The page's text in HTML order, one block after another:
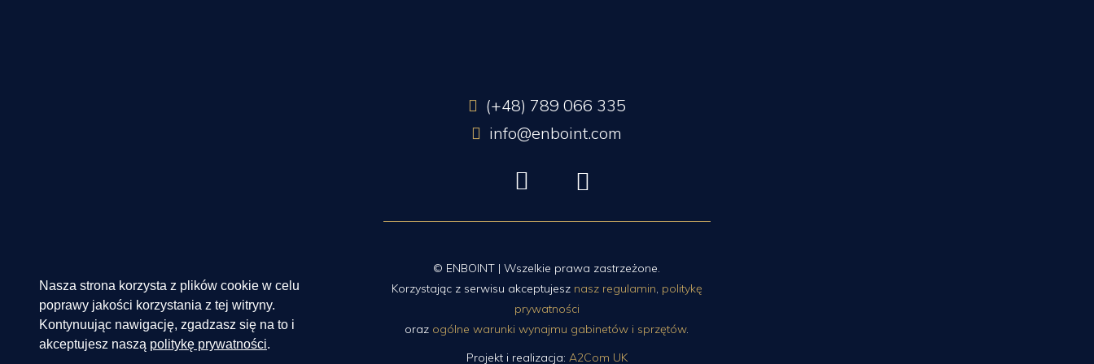
Nasza strona korzysta z plików cookie w celu
poprawy jakości korzystania z tej witryny.
Kontynuując nawigację, zgadzasz się na to i
akceptujesz naszą politykę prywatności.
(+48) 789 066 335
info@enboint.com
© ENBOINT | Wszelkie prawa zastrzeżone.
Korzystając z serwisu akceptujesz nasz regulamin, politykę
prywatności
oraz ogólne warunki wynajmu gabinetów i sprzętów.
Projekt i realizacja: A2Com UK